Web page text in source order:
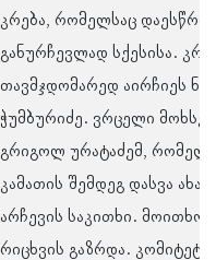
კრება, რომელსაც დაესწრო
განურჩევლად სქესისა.
თავმჯდომარედ აირჩიეს
ჭუმბურიძე. ვრცელი
გრიგოლ ურატაძემ,
კამათის შემდეგ დასვა
არჩევის საკითხი.
რიცხვის გაზრდა.